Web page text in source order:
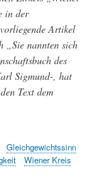
in der
Artikel
„Sie nannten sich
des
Sigmund-, hat
Text dem
Gleichgewichtssinn
Wiener Kreis